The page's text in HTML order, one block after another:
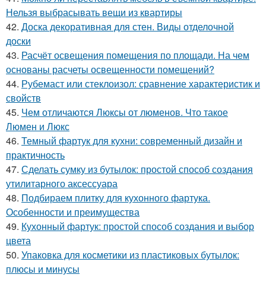
Нельзя выбрасывать вещи из квартиры
42. Доска декоративная для стен. Виды отделочной
доски
43. Расчёт освещения помещения по площади. На чем
основаны расчеты освещенности помещений?
44. Рубемаст или стеклоизол: сравнение характеристик и
свойств
45. Чем отличаются Люксы от люменов. Что такое
Люмен и Люкс
46. Темный фартук для кухни: современный дизайн и
практичность
47. Сделать сумку из бутылок: простой способ создания
утилитарного аксессуара
48. Подбираем плитку для кухонного фартука.
Особенности и преимущества
49. Кухонный фартук: простой способ создания и выбор
цвета
50. Упаковка для косметики из пластиковых бутылок:
плюсы и минусы